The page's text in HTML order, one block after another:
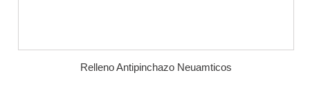
Relleno Antipinchazo Neuamticos